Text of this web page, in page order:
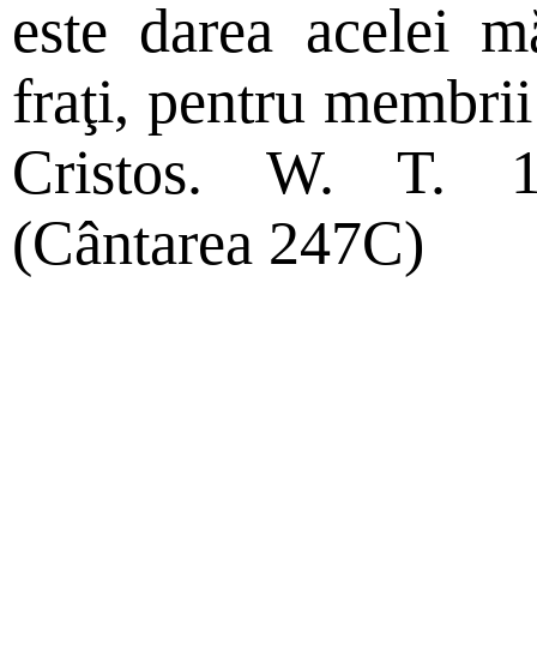
este darea acelei
fraţi, pentru
Cristos. W. T.
(Cântarea 247C)